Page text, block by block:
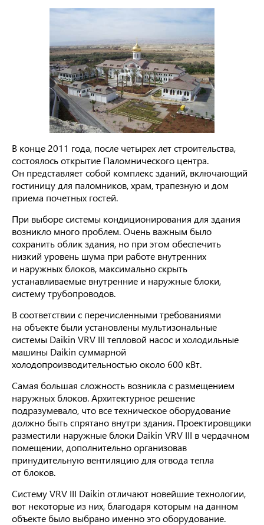
В конце 2011 года, после четырех лет строительства,
состоялось открытие Паломнического центра.
Он представляет собой комплекс зданий, включающий
гостиницу для паломников, храм, трапезную и дом
приема почетных гостей.
При выборе системы кондиционирования для здания
возникло много проблем. Очень важным было
сохранить облик здания, но при этом обеспечить
низкий уровень шума при работе внутренних
и наружных блоков, максимально скрыть
устанавливаемые внутренние и наружные блоки,
систему трубопроводов.
В соответствии с перечисленными требованиями
на объекте были установлены мультизональные
системы Daikin VRV III тепловой насос и холодильные
машины Daikin суммарной
холодопроизводительностью около 600 кВт.
Самая большая сложность возникла с размещением
наружных блоков. Архитектурное решение
подразумевало, что все техническое оборудование
должно быть спрятано внутри здания. Проектировщики
разместили наружные блоки Daikin VRV III в чердачном
помещении, дополнительно организовав
принудительную вентиляцию для отвода тепла
от блоков.
Систему VRV III Daikin отличают новейшие технологии,
вот некоторые из них, благодаря которым на данном
объекте было выбрано именно это оборудование.